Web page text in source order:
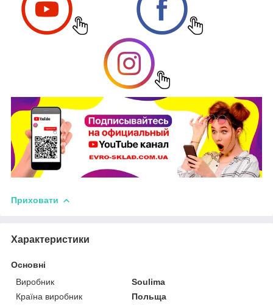
Приховати
Характеристики
Основні
Виробник
Soulima
Країна виробник
Польща